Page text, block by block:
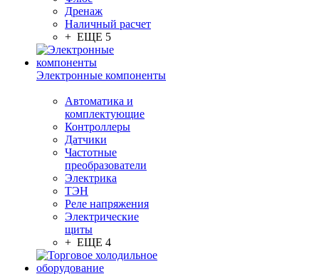
Дренаж
Наличный расчет
+ ЕЩЕ 5
Электронные компоненты
Автоматика и
комплектующие
Контроллеры
Датчики
Частотные
преобразователи
Электрика
ТЭН
Реле напряжения
Электрические
щиты
+ ЕЩЕ 4